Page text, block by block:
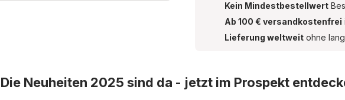
Kein Mindestbestellwert
Ab 100 € versandkostenfrei
Lieferung weltweit ohne
Die Neuheiten 2025 sind da - jetzt im Prospekt